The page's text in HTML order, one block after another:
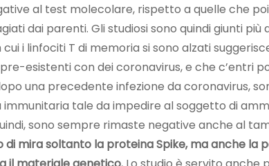
al test molecolare, rispetto a quelle che
dai parenti. Gli studiosi sono quindi giunti
i linfociti T di memoria si sono alzati
esistenti con dei coronavirus, e che c’entri
una precedente infezione da coronavirus,
tale da impedire al soggetto di
sono sempre rimaste negative anche al
di mira soltanto la proteina Spike, ma anche la